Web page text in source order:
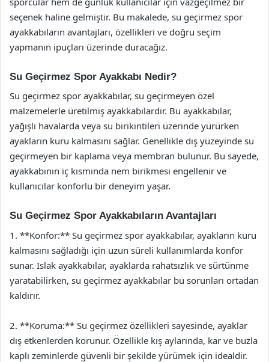
seçenek haline gelmiştir. Bu makalede, su geçirmez spor
ayakkabıların avantajları, özellikleri ve doğru seçim
yapmanın ipuçları üzerinde duracağız.
Su Geçirmez Spor Ayakkabı Nedir?
Su geçirmez spor ayakkabılar, su geçirmeyen özel
malzemelerle üretilmiş ayakkabılardır. Bu ayakkabılar,
yağışlı havalarda veya su birikintileri üzerinde yürürken
ayakların kuru kalmasını sağlar. Genellikle dış yüzeyinde su
geçirmeyen bir kaplama veya membran bulunur. Bu sayede,
ayakkabının iç kısmında nem birikmesi engellenir ve
kullanıcılar konforlu bir deneyim yaşar.
Su Geçirmez Spor Ayakkabıların Avantajları
1. **Konfor:** Su geçirmez spor ayakkabılar, ayakların kuru
kalmasını sağladığı için uzun süreli kullanımlarda konfor
sunar. Islak ayakkabılar, ayaklarda rahatsızlık ve sürtünme
yaratabilirken, su geçirmez ayakkabılar bu sorunları ortadan
kaldırır.
2. **Koruma:** Su geçirmez özellikleri sayesinde, ayaklar
dış etkenlerden korunur. Özellikle kış aylarında, kar ve buzla
kaplı zeminlerde güvenli bir şekilde yürümek için idealdir.